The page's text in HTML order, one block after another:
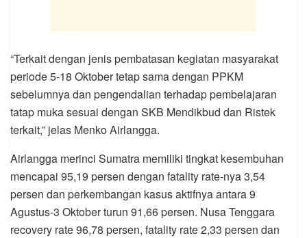
“Terkait dengan jenis pembatasan kegiatan masyarakat
periode 5-18 Oktober tetap sama dengan PPKM
sebelumnya dan pengendalian terhadap pembelajaran
tatap muka sesuai dengan SKB Mendikbud dan Ristek
terkait,” jelas Menko Airlangga.
Airlangga merinci Sumatra memiliki tingkat kesembuhan
mencapai 95,19 persen dengan fatality rate-nya 3,54
persen dan perkembangan kasus aktifnya antara 9
Agustus-3 Oktober turun 91,66 persen. Nusa Tenggara
recovery rate 96,78 persen, fatality rate 2,33 persen dan